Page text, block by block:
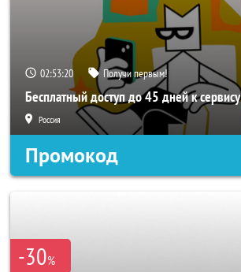
02:53:18 Получи первым!
Бесплатный доступ до 45 дней к
Россия
Промокод
-30%